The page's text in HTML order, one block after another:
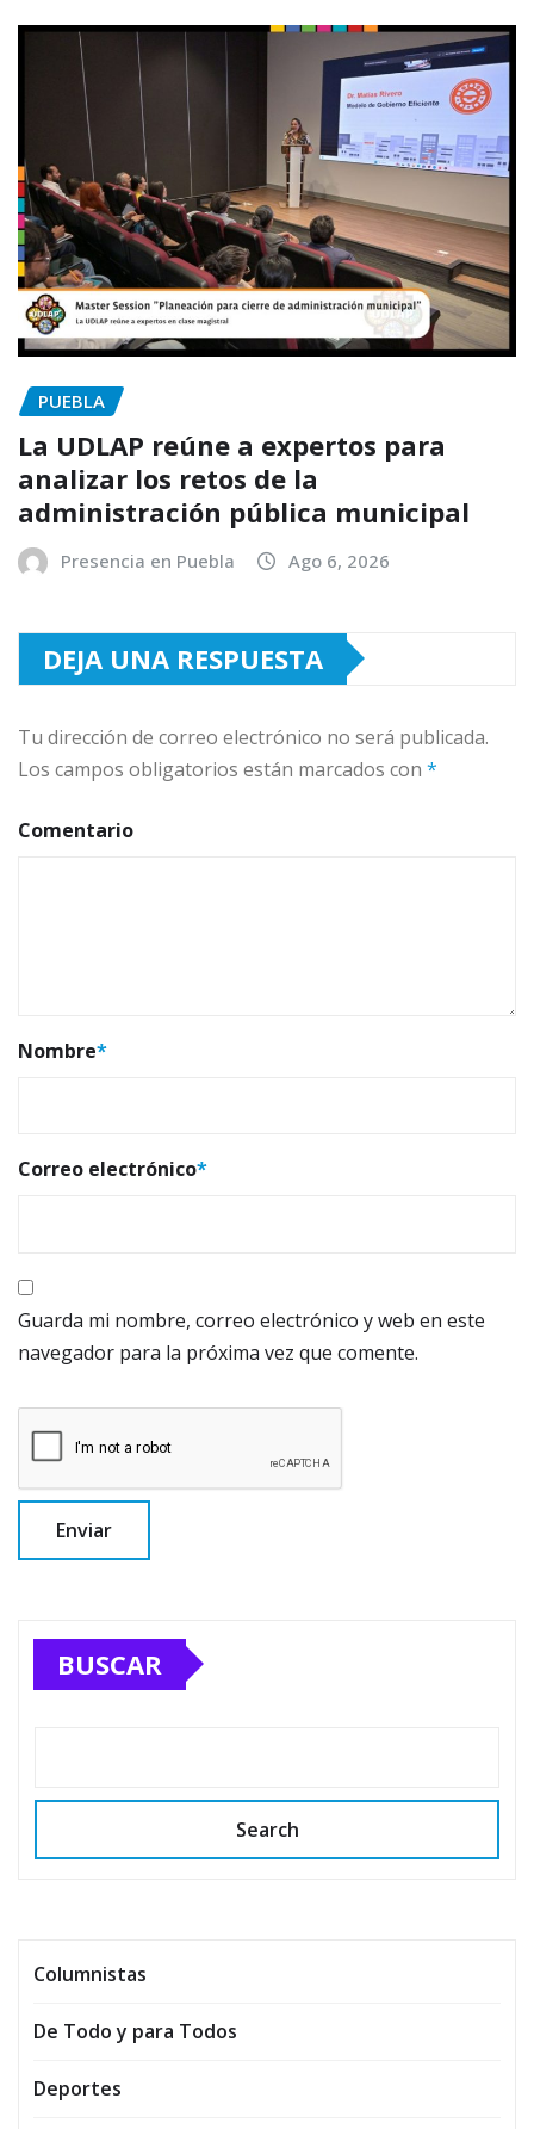
PUEBLA
La UDLAP reúne a expertos para
analizar los retos de la
administración pública municipal
Presencia en Puebla Ago 6, 2026
DEJA UNA RESPUESTA
Tu dirección de correo electrónico no será publicada.
Los campos obligatorios están marcados con *
Comentario
Nombre*
Correo electrónico*
Guarda mi nombre, correo electrónico y web en este
navegador para la próxima vez que comente.
BUSCAR
Search
Columnistas
De Todo y para Todos
Deportes